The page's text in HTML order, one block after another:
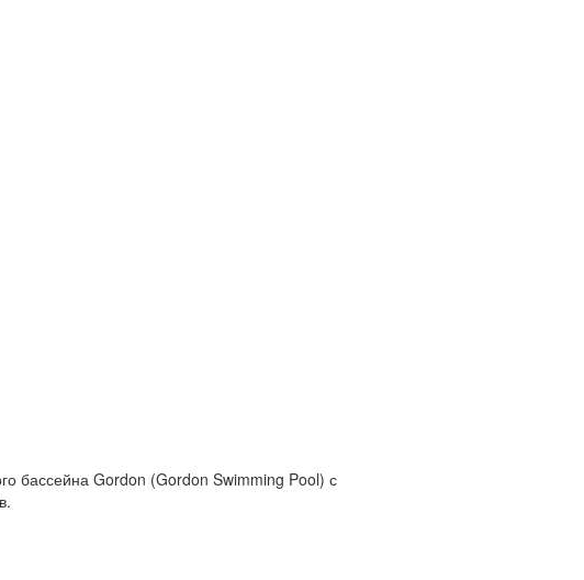
бассейна Gordon (Gordon Swimming Pool) с